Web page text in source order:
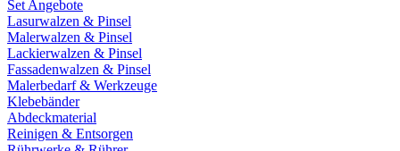
Set Angebote
Lasurwalzen & Pinsel
Malerwalzen & Pinsel
Lackierwalzen & Pinsel
Fassadenwalzen & Pinsel
Malerbedarf & Werkzeuge
Klebebänder
Abdeckmaterial
Reinigen & Entsorgen